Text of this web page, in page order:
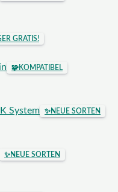
GRATIS!
🧩KOMPATIBEL
System
✨NEUE SORTEN
✨NEUE SORTEN